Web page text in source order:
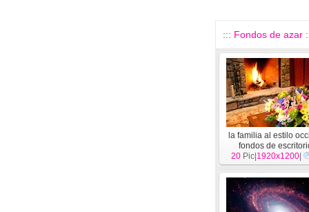
::: Fondos de azar
la familia al estilo
fondos de
chimenea (1)[
20 Pic| 1920x1200